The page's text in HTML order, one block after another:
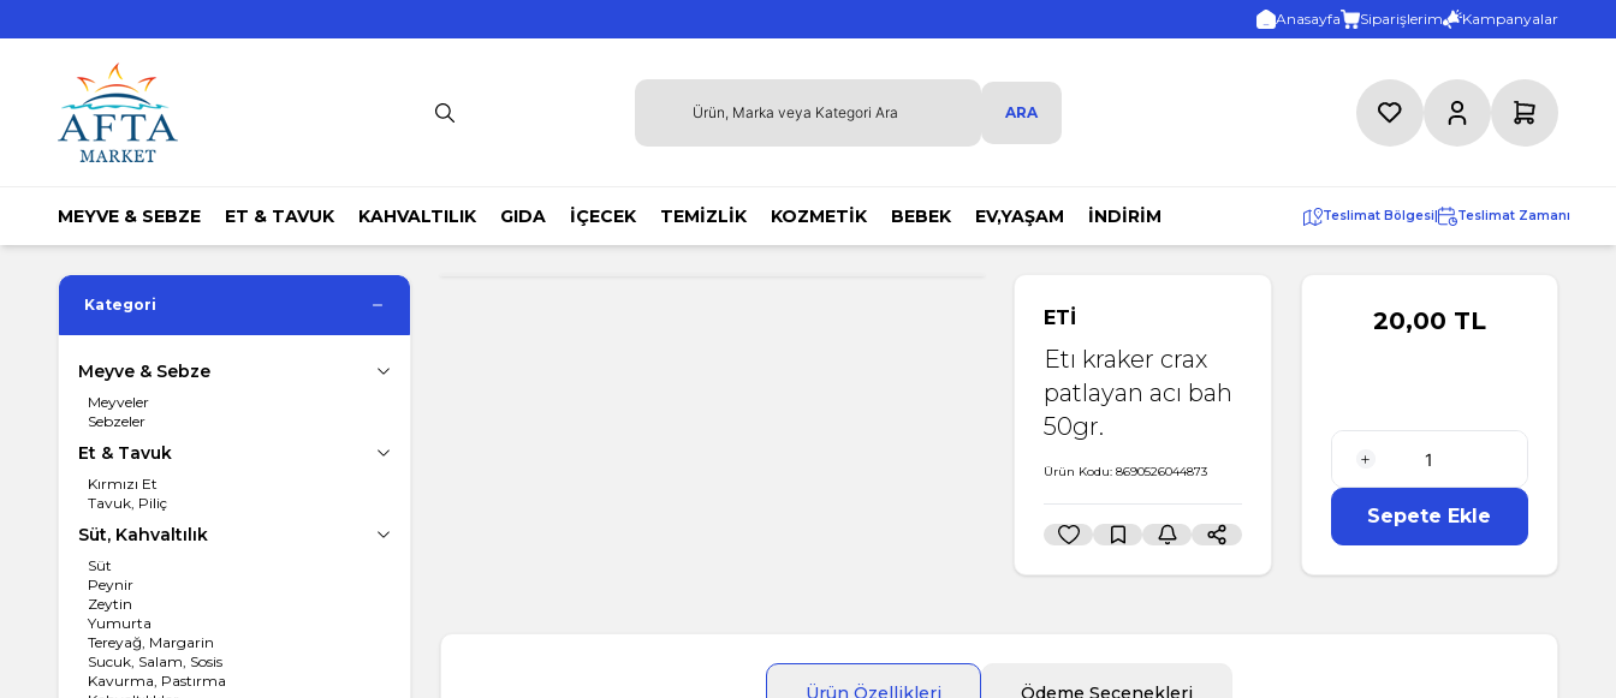
Anasayfa Siparişlerim Kampanyalar
ARA FavorilerimHesabım Sepetim
MEYVE & SEBZE ET & TAVUK KAHVALTILIK GIDA İÇECEK TEMİZLİK KOZMETİK BEBEK EV,YAŞAM İNDİRİM Teslimat Bölgesi| Teslimat Zamanı
Kategori
Meyve & Sebze
Meyveler
Sebzeler
Et & Tavuk
Kırmızı Et
Tavuk, Piliç
Süt, Kahvaltılık
Süt
Peynir
Zeytin
Yumurta
Tereyağ, Margarin
Sucuk, Salam, Sosis
Kavurma, Pastırma
ETİ
Etı kraker crax
patlayan acı bah
50gr.
Ürün Kodu: 8690526044873
20,00 TL
1 Adet
Sepete Ekle
Ürün Özellikleri Ödeme Seçenekleri